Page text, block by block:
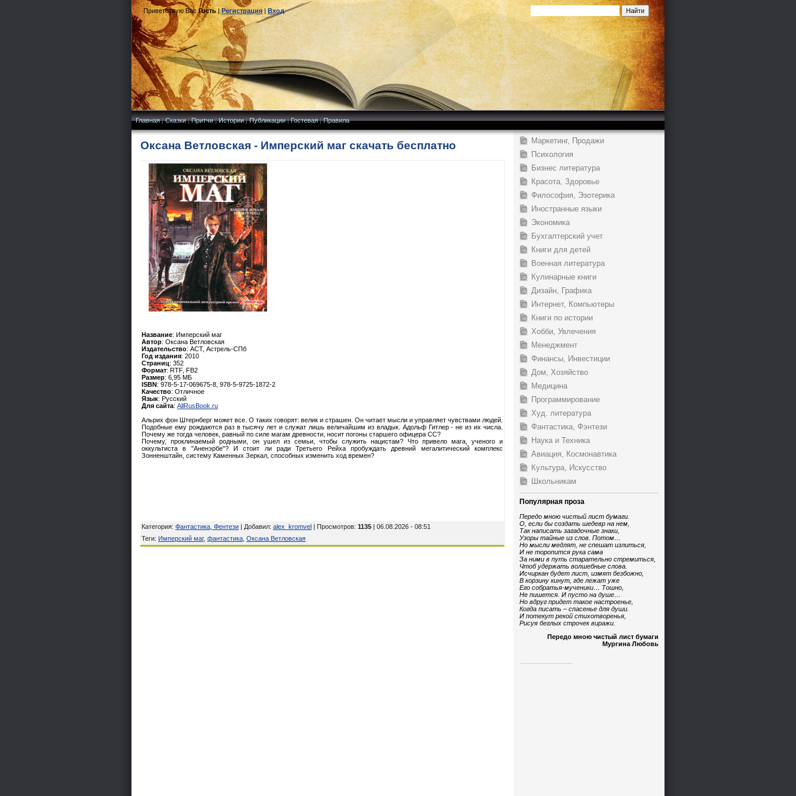
Приветствую Вас Гость|Регистрация|Вход
Главная|Сказки|Притчи|Истории|Публикации|Гостевая|Правила
Оксана Ветловская - Имперский маг скачать бесплатно
Название: Имперский маг
Автор: Оксана Ветловская
Издательство: АСТ, Астрель-СПб
Год издания: 2010
Страниц: 352
Формат: RTF, FB2
Размер: 6,95 МБ
ISBN: 978-5-17-069675-8, 978-5-9725-1872-2
Качество: Отличное
Язык: Русский
Для сайта: AllRusBook.ru
Альрих фон Штернберг может все. О таких говорят: велик и страшен. Он читает мысли и управляет чувствами людей.
Подобные ему рождаются раз в тысячу лет и служат лишь величайшим из владык. Адольф Гитлер - не из их числа.
Почему же тогда человек, равный по силе магам древности, носит погоны старшего офицера СС?
Почему, проклинаемый родными, он ушел из семьи, чтобы служить нацистам? Что привело мага, ученого и
оккультиста в "Аненэрбе"? И стоит ли ради Третьего Рейха пробуждать древний мегалитический комплекс
Зонненштайн, систему Каменных Зеркал, способных изменить ход времен?
Категория: Фантастика, Фентези | Добавил: alex_kromvel | Просмотров: 1135 | 06.08.2026 - 08:51
Теги: Имперский маг, фантастика Оксана Ветловская
Маркетинг, Продажи
Психология
Бизнес литература
Красота, Здоровье
Философия, Эзотерика
Иностранные языки
Экономика
Бухгалтерский учет
Книги для детей
Военная литература
Кулинарные книги
Дизайн, Графика
Интернет, Компьютеры
Книги по истории
Хобби, Увлечения
Менеджмент
Финансы, Инвестиции
Дом, Хозяйство
Медицина
Программирование
Худ. литература
Фантастика, Фэнтези
Наука и Техника
Авиация, Космонавтика
Культура, Искусство
Школьникам
Популярная проза
Передо мною чистый лист бумаги.
О, если бы создать шедевр на нем,
Так написать загадочные знаки,
Узоры тайные из слов. Потом…
Но мысли медлят, не спешат излиться,
И не торопится рука сама
За ними в путь старательно стремиться,
Чтоб удержать волшебные слова.
Исчиркан будет лист, измят безбожно,
В корзину кинут, где лежат уже
Его собратья-мученики… Тошно,
Не пишется. И пусто на душе…
Но вдруг придет такое настроенье,
Когда писать – спасенье для души.
И потекут рекой стихотворенья,
Рисуя беглых строчек виражи.
Передо мною чистый лист бумаги
Мургина Любовь